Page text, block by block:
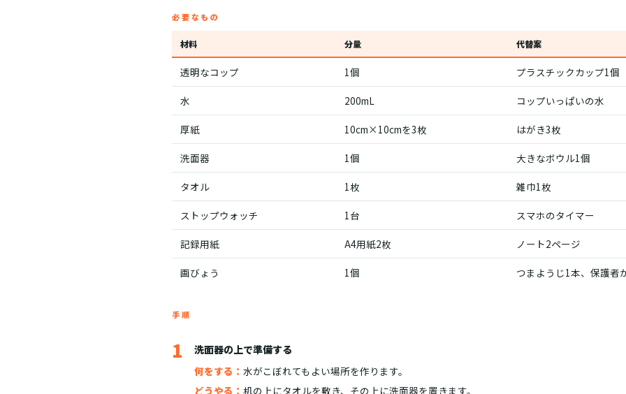
必要なもの
材料 分量 代替案
透明なコップ 1個 プラスチックカップ1個
水 200mL コップいっぱいの水
厚紙 10cm×10cmを3枚 はがき3枚
洗面器 1個 大きなボウル1個
タオル 1枚 雑巾1枚
ストップウォッチ 1台 スマホのタイマー
記録用紙 A4用紙2枚 ノート2ページ
画びょう 1個 つまようじ1本、保護者
手順
1
洗面器の上で準備する
何をする： 水がこぼれてもよい場所を作ります。
どうやる： 机の上にタオルを敷き、その上に洗面器を置きます。